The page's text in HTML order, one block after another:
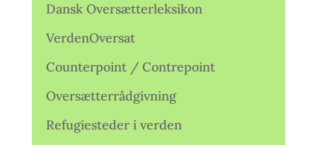
Dansk Oversætterleksikon
VerdenOversat
Counterpoint / Contrepoint
Oversætterrådgivning
Refugiesteder i verden